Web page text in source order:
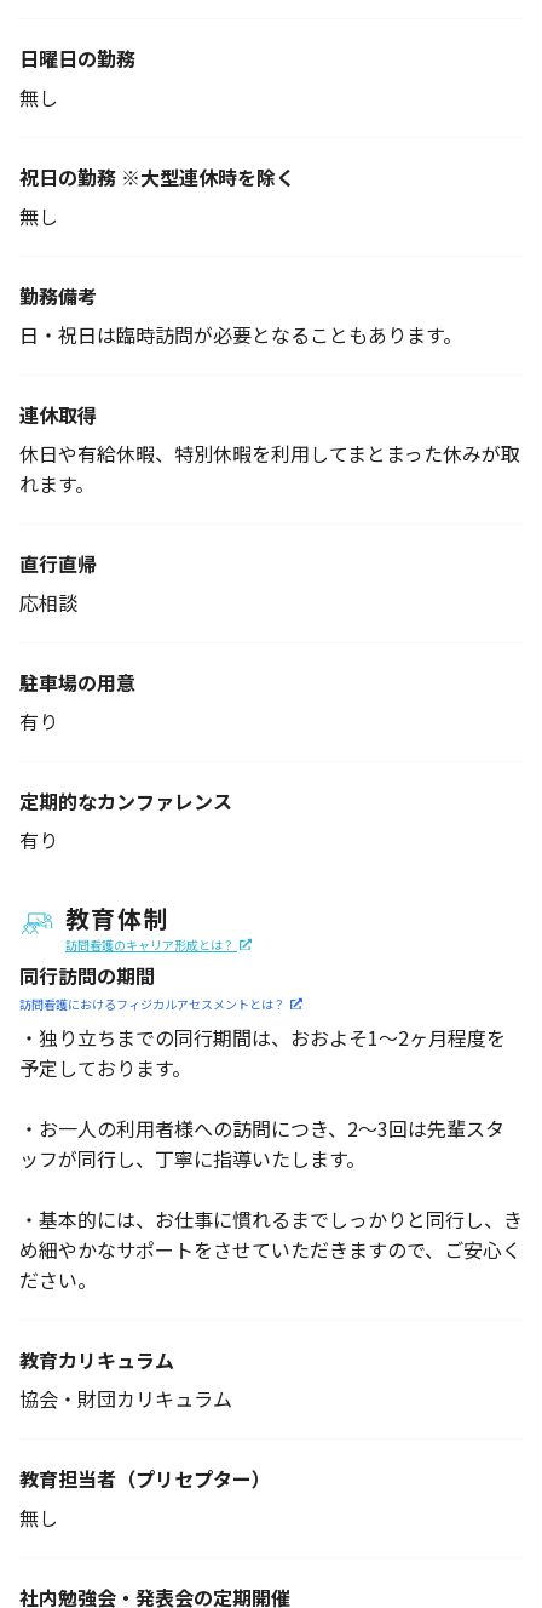
日曜日の勤務
無し
祝日の勤務 ※大型連休時を除く
無し
勤務備考
日・祝日は臨時訪問が必要となることもあります。
連休取得
休日や有給休暇、特別休暇を利用してまとまった休みが取
れます。
直行直帰
応相談
駐車場の用意
有り
定期的なカンファレンス
有り
教育体制
訪問看護のキャリア形成とは？
同行訪問の期間
訪問看護におけるフィジカルアセスメントとは？
・独り立ちまでの同行期間は、おおよそ1～2ヶ月程度を
予定しております。
・お一人の利用者様への訪問につき、2～3回は先輩スタ
ッフが同行し、丁寧に指導いたします。
・基本的には、お仕事に慣れるまでしっかりと同行し、き
め細やかなサポートをさせていただきますので、ご安心く
ださい。
教育カリキュラム
協会・財団カリキュラム
教育担当者 （プリセプター）
無し
社内勉強会・発表会の定期開催